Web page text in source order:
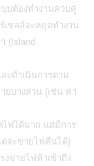
บบต้องทำงานควบคู่
เซลล์จะหยุดทำงาน
(Island
ะดำเนินการตาม
ยบางส่วน (เช่น ค่า
ไฟได้มาก แต่มีการ
จะขายไฟคืนได้)
ข่ายไฟฟ้าเข้าถึง